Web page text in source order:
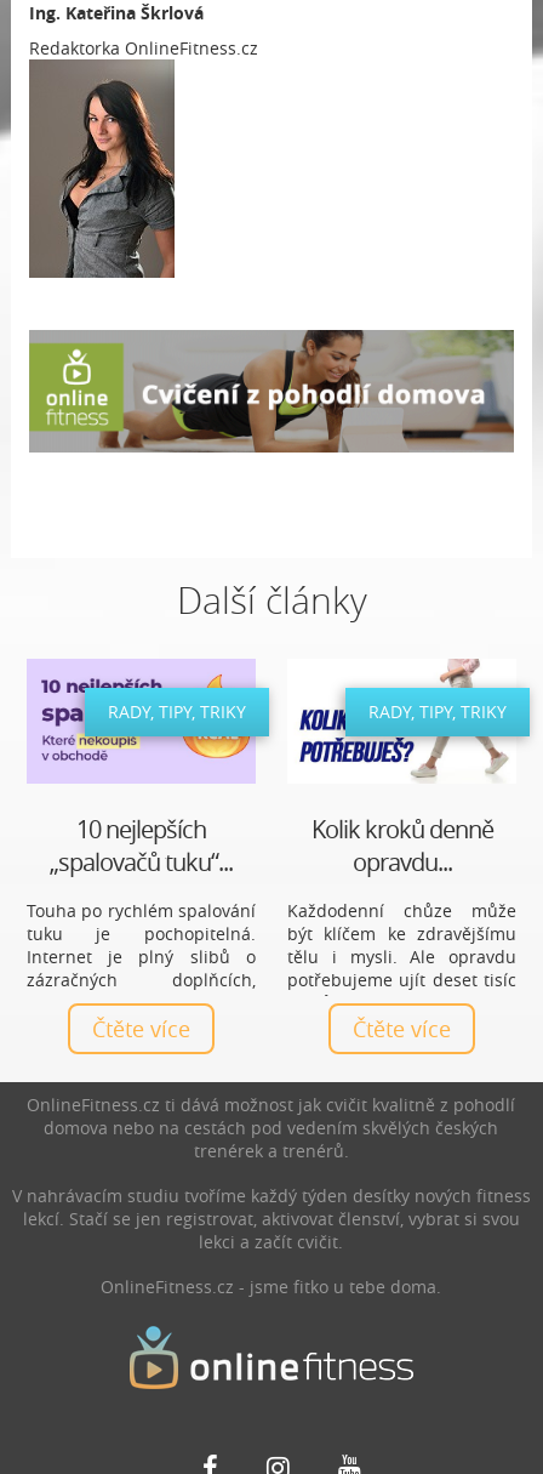
Ing. Kateřina Škrlová
Redaktorka OnlineFitness.cz
Další články
RADY, TIPY, TRIKY
10 nejlepších
„spalovačů tuku“...
Touha po rychlém spalování
tuku je pochopitelná.
Internet je plný slibů o
zázračných doplňcích,
čajích a tabletách, které
mají vyřešit hubnutí bez
námahy. Realita je ale méně
praktičtější: nejúčinnější
spalovače nejsou produkty,
ale každodenní návyky.
Čtěte více
RADY, TIPY, TRIKY
Kolik kroků denně
opravdu...
Každodenní chůze může
být klíčem ke zdravějšímu
tělu i mysli. Ale opravdu
potřebujeme ujít deset tisíc
kroků denně, nebo je to jen
mýtus? Zjistěte, jaký počet
kroků je ideální právě pro
zdraví.
Čtěte více
OnlineFitness.cz ti dává možnost jak cvičit kvalitně z pohodlí
domova nebo na cestách pod vedením skvělých českých
trenérek a trenérů.
V nahrávacím studiu tvoříme každý týden desítky nových fitness
lekcí. Stačí se jen registrovat, aktivovat členství, vybrat si svou
lekci a začít cvičit.
OnlineFitness.cz - jsme fitko u tebe doma.